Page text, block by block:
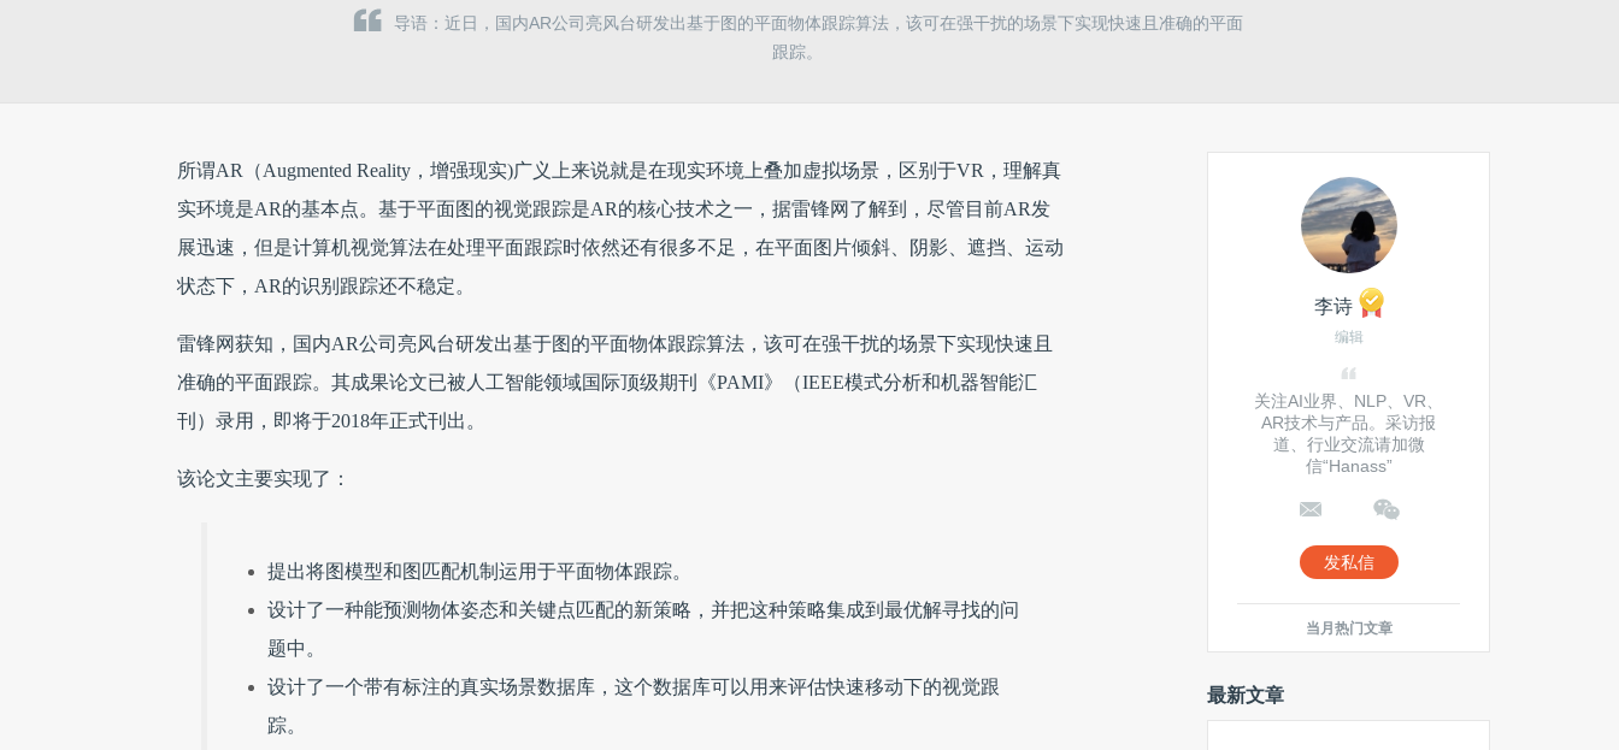
导语：近日，国内AR公司亮风台研发出基于图的平面物体跟踪算法，该可在强干扰的场景下实现快速且准确的平面
跟踪。
所谓AR（Augmented Reality，增强现实)广义上来说就是在现实环境上叠加虚拟场景，区别于VR，理解真
实环境是AR的基本点。基于平面图的视觉跟踪是AR的核心技术之一，据雷锋网了解到，尽管目前AR发
展迅速，但是计算机视觉算法在处理平面跟踪时依然还有很多不足，在平面图片倾斜、阴影、遮挡、运动
状态下，AR的识别跟踪还不稳定。
雷锋网获知，国内AR公司亮风台研发出基于图的平面物体跟踪算法，该可在强干扰的场景下实现快速且
准确的平面跟踪。其成果论文已被人工智能领域国际顶级期刊《PAMI》（IEEE模式分析和机器智能汇
刊）录用，即将于2018年正式刊出。
该论文主要实现了：
提出将图模型和图匹配机制运用于平面物体跟踪。
设计了一种能预测物体姿态和关键点匹配的新策略，并把这种策略集成到最优解寻找的问
题中。
设计了一个带有标注的真实场景数据库，这个数据库可以用来评估快速移动下的视觉跟
踪。
李诗
编辑
关注AI业界、NLP、VR、
AR技术与产品。采访报
道、行业交流请加微
信“Hanass”
发私信
当月热门文章
最新文章